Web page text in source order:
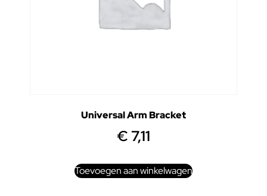
Universal Arm Bracket
€ 7,11
Toevoegen aan winkelwagen